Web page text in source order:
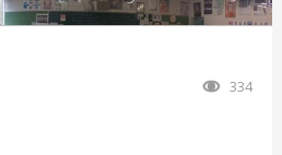
334